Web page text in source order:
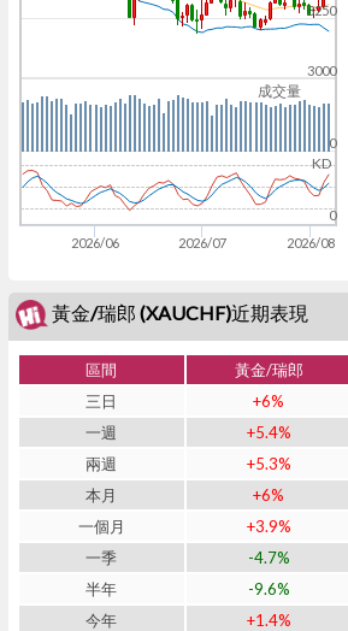
成交量
KD
2026/06 2026/07 2026/08
3000
3250
0
0
黃金/瑞郎 (XAUCHF)近期表現
區間 黃金/瑞郎
三日
+6%
一週
+5.4%
兩週
+5.3%
本月
+6%
一個月
+3.9%
一季
-4.7%
半年
-9.6%
今年
+1.4%